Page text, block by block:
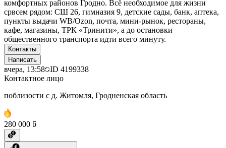
комфортных районов Гродно. Всё необходимое для жизни
срвсем рядом: СШ 26, гимназия 9, детские сады, банк, аптека,
пункты выдачи WB/Ozon, почта, мини-рынок, рестораны,
кафе, магазины, ТРК «Тринити», а до остановки
общественного транспорта идти всего минуту.
Контакты
Написать
вчера, 13:58 ID 4199338
Контактное лицо
поблизости с д. Житомля, Гродненская область
280 000 ƃ